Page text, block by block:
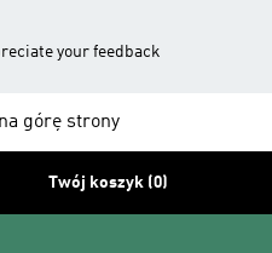
your feedback
górę strony
Twój koszyk (0)